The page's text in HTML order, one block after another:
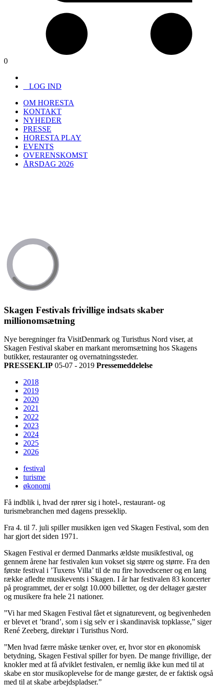
0
LOG IND
OM HORESTA
KONTAKT
NYHEDER
PRESSE
HORESTA PLAY
EVENTS
OVERENSKOMST
ÅRSDAG 2026
Skagen Festivals frivillige indsats skaber
millionomsætning
Nye beregninger fra VisitDenmark og Turisthus Nord viser, at
Skagen Festival skaber en markant meromsætning hos Skagens
butikker, restauranter og overnatningssteder.
PRESSEKLIP 05-07 - 2019 Pressemeddelelse
2018
2019
2020
2021
2022
2023
2024
2025
2026
festival
turisme
økonomi
Få indblik i, hvad der rører sig i hotel-, restaurant- og
turismebranchen med dagens presseklip.
Fra 4. til 7. juli spiller musikken igen ved Skagen Festival, som den
har gjort det siden 1971.
Skagen Festival er dermed Danmarks ældste musikfestival, og
gennem årene har festivalen kun vokset sig større og større. Fra den
første festival i ’Tuxens Villa’ til de nu fire hovedscener og en lang
række afledte musikevents i Skagen. I år har festivalen 83 koncerter
på programmet, der er solgt 10.000 billetter, og der deltager gæster
og musikere fra hele 21 nationer.
”Vi har med Skagen Festival fået et signaturevent, og begivenheden
er blevet et ’brand’, som i sig selv er i skandinavisk topklasse,” siger
René Zeeberg, direktør i Turisthus Nord.
”Men hvad færre måske tænker over, er, hvor stor en økonomisk
betydning, Skagen Festival spiller for byen. De mange frivillige, der
knokler med at få afviklet festivalen, er nemlig ikke kun med til at
skabe en stor musikoplevelse for de mange gæster, de er faktisk også
med til at skabe arbejdspladser.”